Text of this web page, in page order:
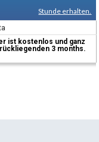
Stunde erhalten.
ist kostenlos und ganz
3 months.